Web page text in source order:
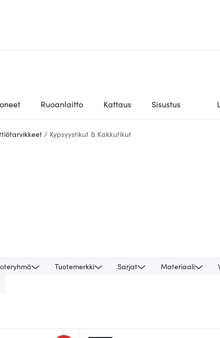
Ruoanlaitto Kattaus Sisustus
/ Kypsyystikut & Kakkutikut
Tuotemerkki Sarjat Materiaali